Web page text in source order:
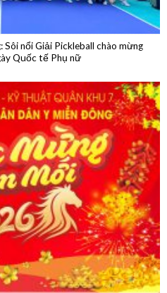
Nguyên đán Bính Ngọ 2026